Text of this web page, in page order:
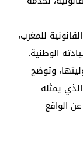
للمغرب،
الوطنية.
وتوضح
يمثله
الواقع